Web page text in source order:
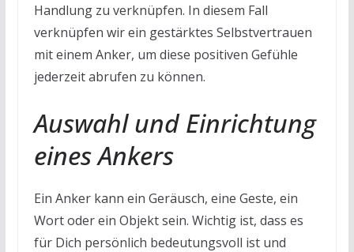
Handlung zu verknüpfen. In diesem Fall
verknüpfen wir ein gestärktes Selbstvertrauen
mit einem Anker, um diese positiven Gefühle
jederzeit abrufen zu können.
Auswahl und Einrichtung
eines Ankers
Ein Anker kann ein Geräusch, eine Geste, ein
Wort oder ein Objekt sein. Wichtig ist, dass es
für Dich persönlich bedeutungsvoll ist und